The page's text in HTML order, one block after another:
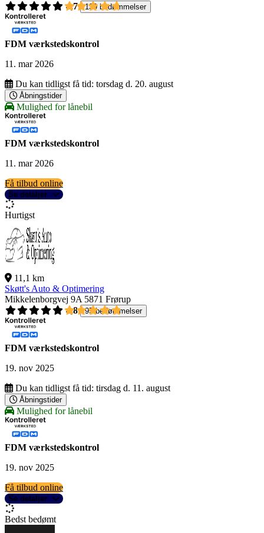
4,7
139 bedømmelser
FDM værkstedskontrol
11. mar 2026
Du kan tidligst få tid: torsdag d. 20. august
Åbningstider
Mulighed for lånebil
FDM værkstedskontrol
11. mar 2026
Få tilbud online
Se detaljer
Hurtigst
11,1 km
Skøtt's Auto & Optimering
Mikkelenborgvej 9A 5871 Frørup
4,8
95 bedømmelser
FDM værkstedskontrol
19. nov 2025
Du kan tidligst få tid: tirsdag d. 11. august
Åbningstider
Mulighed for lånebil
FDM værkstedskontrol
19. nov 2025
Få tilbud online
Se detaljer
Bedst bedømt